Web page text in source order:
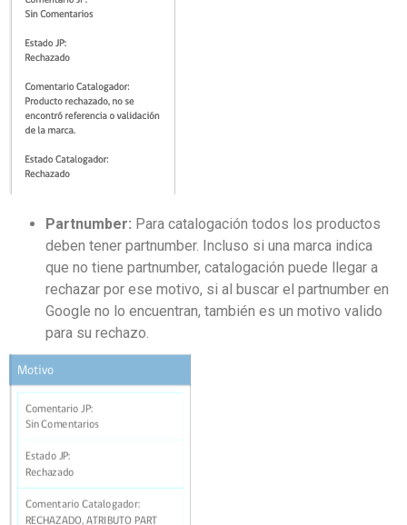
Partnumber: Para catalogación todos los productos
deben tener partnumber. ncluso si una marca indica
que no tiene partnumber, catalogación puede llegar a
rechazar por ese motivo, si al buscar el partnumber en
Google no lo encuentran, también es un motivo valido
para su rechazo.